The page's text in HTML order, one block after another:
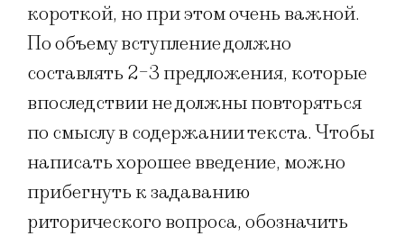
короткой, но при этом очень важной.
По объему вступление должно
составлять 2-3 предложения, которые
впоследствии не должны повторяться
по смыслу в содержании текста. Чтобы
написать хорошее введение, можно
прибегнуть к задаванию
риторического вопроса, обозначить